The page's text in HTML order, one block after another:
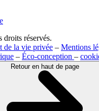
réservés.
de la vie privée – Mentions
– Éco-conception –
Retour en haut de page